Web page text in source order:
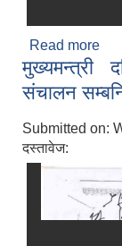
Read more
मुख्यमन्त्री
संचालन
Submitted on:
दस्तावेज: